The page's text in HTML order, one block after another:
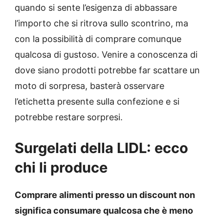
quando si sente l’esigenza di abbassare
l’importo che si ritrova sullo scontrino, ma
con la possibilità di comprare comunque
qualcosa di gustoso. Venire a conoscenza di
dove siano prodotti potrebbe far scattare un
moto di sorpresa, basterà osservare
l’etichetta presente sulla confezione e si
potrebbe restare sorpresi.
Surgelati della LIDL: ecco
chi li produce
Comprare alimenti presso un discount non
significa consumare qualcosa che è meno